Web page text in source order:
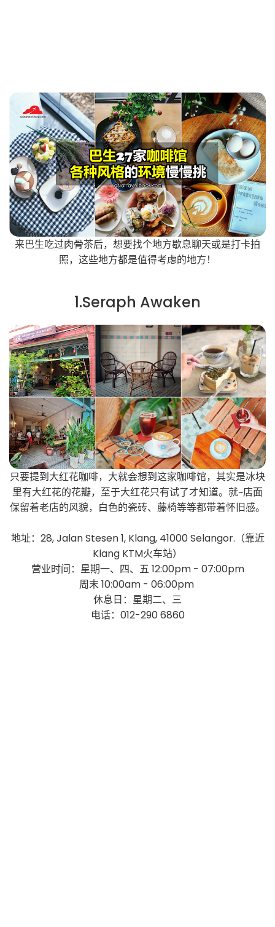
来巴生吃过肉骨茶后，想要找个地方歇息聊天或是打卡拍
照，这些地方都是值得考虑的地方！
1.Seraph Awaken
只要提到大红花咖啡，大就会想到这家咖啡馆，其实是冰块
里有大红花的花瓣，至于大红花只有试了才知道。就~店面
保留着老店的风貌，白色的瓷砖、藤椅等等都带着怀旧感。
地址：28, Jalan Stesen 1, Klang, 41000 Selangor.（靠近
Klang KTM火车站）
营业时间：星期一、四、五 12:00pm - 07:00pm
周末 10:00am - 06:00pm
休息日：星期二、三
电话：012-290 6860